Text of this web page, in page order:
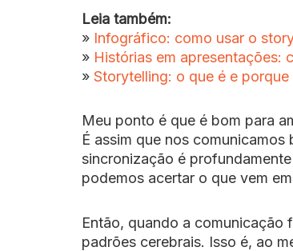
Leia também:
» Infográfico: como usar o
» Histórias em apresentações:
» Storytelling: o que é e
Meu ponto é que é bom para
É assim que nos
sincronização é
podemos acertar o que vem
Então, quando a comunicação
padrões cerebrais. Isso é, ao